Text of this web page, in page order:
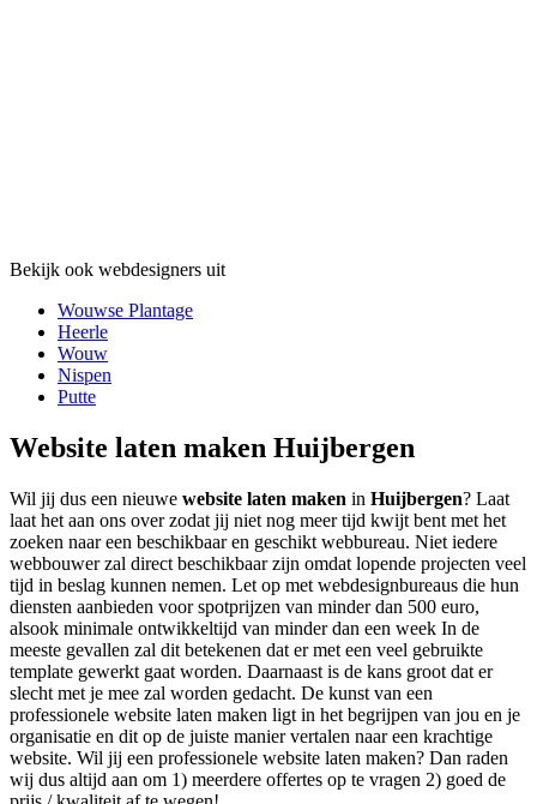
Bekijk ook webdesigners uit
Wouwse Plantage
Heerle
Wouw
Nispen
Putte
Website laten maken Huijbergen
Wil jij dus een nieuwe website laten maken in Huijbergen? Laat
laat het aan ons over zodat jij niet nog meer tijd kwijt bent met het
zoeken naar een beschikbaar en geschikt webbureau. Niet iedere
webbouwer zal direct beschikbaar zijn omdat lopende projecten veel
tijd in beslag kunnen nemen. Let op met webdesignbureaus die hun
diensten aanbieden voor spotprijzen van minder dan 500 euro,
alsook minimale ontwikkeltijd van minder dan een week In de
meeste gevallen zal dit betekenen dat er met een veel gebruikte
template gewerkt gaat worden. Daarnaast is de kans groot dat er
slecht met je mee zal worden gedacht. De kunst van een
professionele website laten maken ligt in het begrijpen van jou en je
organisatie en dit op de juiste manier vertalen naar een krachtige
website. Wil jij een professionele website laten maken? Dan raden
wij dus altijd aan om 1) meerdere offertes op te vragen 2) goed de